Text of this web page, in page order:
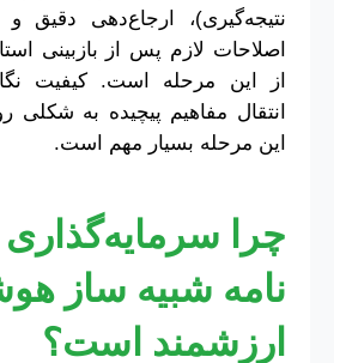
نتیجه‌گیری)، ارجاع‌دهی دقیق
اصلاحات لازم پس از بازبینی
از این مرحله است. کیفیت
انتقال مفاهیم پیچیده به شکلی
این مرحله بسیار مهم است.
چرا سرمایه‌گذاری
نامه شبیه ساز
ارزشمند است؟